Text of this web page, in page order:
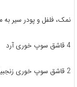
نمک، فلفل و پودر سیر به
4 قاشق سوپ خوری آرد
2 قاشق سوپ خوری زنجبیل تازه رنده شده